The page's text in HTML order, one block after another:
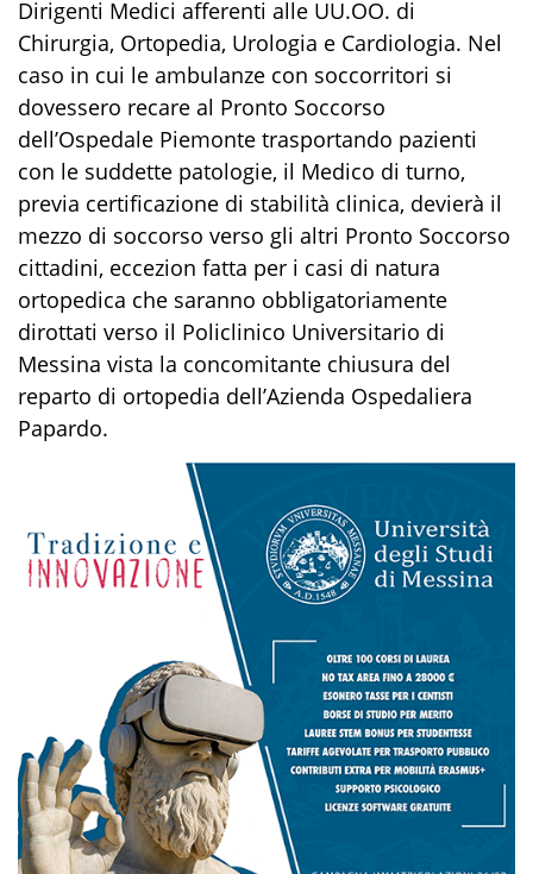
Dirigenti Medici afferenti alle UU.OO. di
Chirurgia, Ortopedia, Urologia e Cardiologia. Nel
caso in cui le ambulanze con soccorritori si
dovessero recare al Pronto Soccorso
dell’Ospedale Piemonte trasportando pazienti
con le suddette patologie, il Medico di turno,
previa certificazione di stabilità clinica, devierà il
mezzo di soccorso verso gli altri Pronto Soccorso
cittadini, eccezion fatta per i casi di natura
ortopedica che saranno obbligatoriamente
dirottati verso il Policlinico Universitario di
Messina vista la concomitante chiusura del
reparto di ortopedia dell’Azienda Ospedaliera
Papardo.